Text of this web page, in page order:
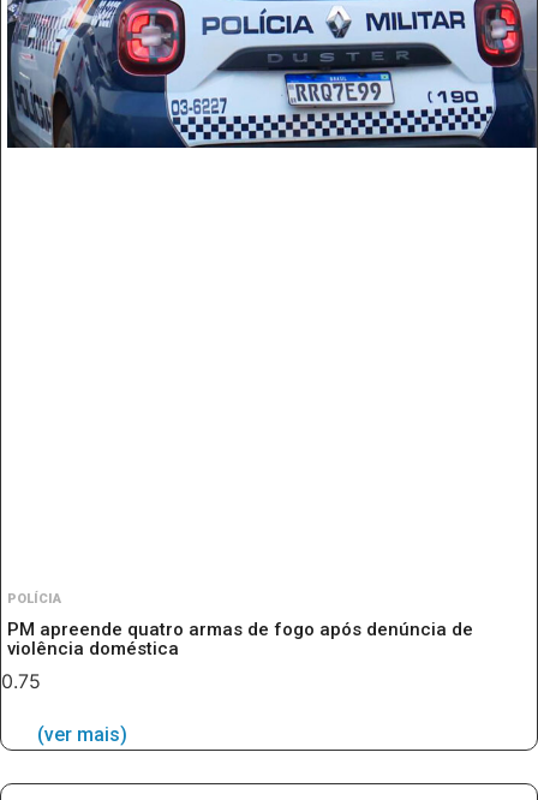
POLÍCIA
PM apreende quatro armas de fogo após denúncia de
violência doméstica
(ver mais)